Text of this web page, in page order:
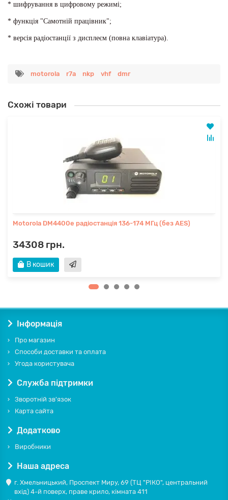
* шифрування в цифровому режимі;
* функція "Самотній працівник";
* версія радіостанції з дисплеєм (повна клавіатура).
motorola r7a nkp vhf dmr
Схожі товари
Motorola DM4400e радіостанція 136-174 МГц (без AES)
34308 грн.
В кошик
Інформація
Про магазин
Способи доставки та оплата
Угода користувача
Служба підтримки
Зворотній зв'язок
Карта сайта
Додатково
Виробники
Наша адреса
г. Хмельницький, Проспект Миру, 69 (ТЦ "РІКО", центральний
вхід) 4-й поверх, праве крило, кімната 411